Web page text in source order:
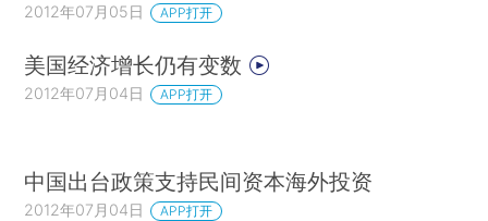
2012年07月05日 APP打开
美国经济增长仍有变数
2012年07月04日 APP打开
中国出台政策支持民间资本海外投资
2012年07月04日 APP打开